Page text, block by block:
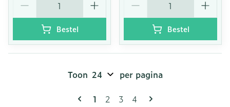
Bestel Bestel
Pagina's
U lees momenteel pagina
1 Pagina
2 Pagina
3 Pagina
4
Toon per pagina